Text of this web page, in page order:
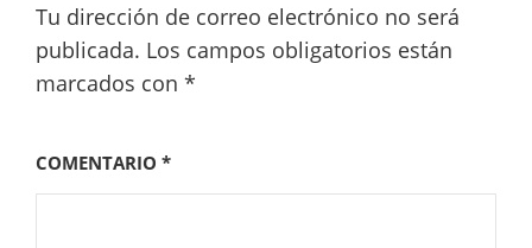
Tu dirección de correo electrónico no será
publicada. Los campos obligatorios están
marcados con *
COMENTARIO *